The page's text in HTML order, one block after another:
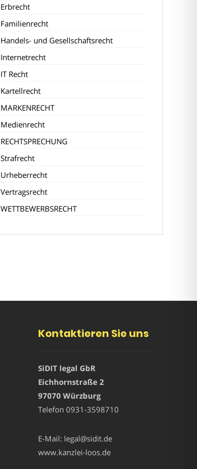
Erbrecht
Familienrecht
Handels- und Gesellschaftsrecht
Internetrecht
IT Recht
Kartellrecht
MARKENRECHT
Medienrecht
RECHTSPRECHUNG
Strafrecht
Urheberrecht
Vertragsrecht
WETTBEWERBSRECHT
Kontaktieren Sie uns
SiDIT legal GbR
Eichhornstraße 2
97070 Würzburg
Telefon 0931-3598710
E-Mail: legal@sidit.de
www.kanzlei-loos.de